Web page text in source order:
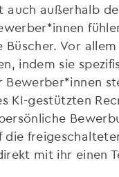
auch außerhalb
Vor
indem sie
Bewerber*innen
KI-gestützten
mit ihr einen